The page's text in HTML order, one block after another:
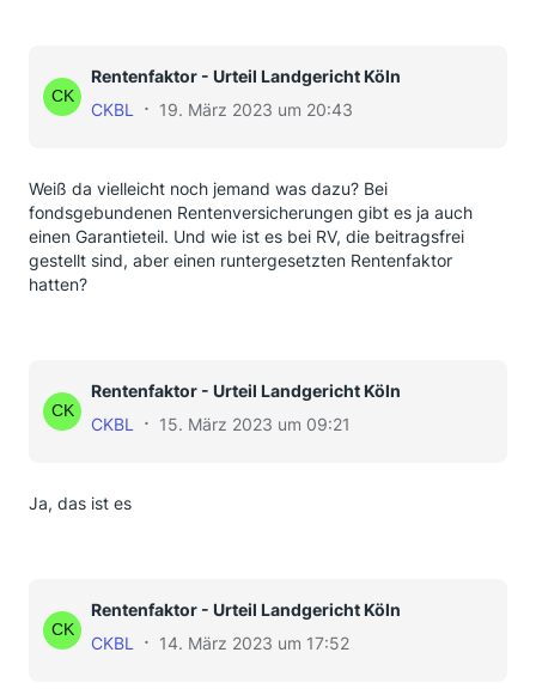
Rentenfaktor - Urteil Landgericht Köln
CKBL
19. März 2023 um 20:43
Weiß da vielleicht noch jemand was dazu? Bei
fondsgebundenen Rentenversicherungen gibt es ja auch
einen Garantieteil. Und wie ist es bei RV, die beitragsfrei
gestellt sind, aber einen runtergesetzten Rentenfaktor
hatten?
Rentenfaktor - Urteil Landgericht Köln
CKBL
15. März 2023 um 09:21
Ja, das ist es
Rentenfaktor - Urteil Landgericht Köln
CKBL
14. März 2023 um 17:52